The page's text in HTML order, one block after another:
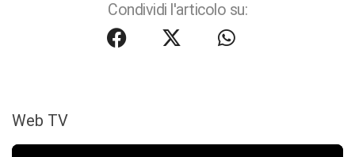
Condividi l'articolo su:
Web TV